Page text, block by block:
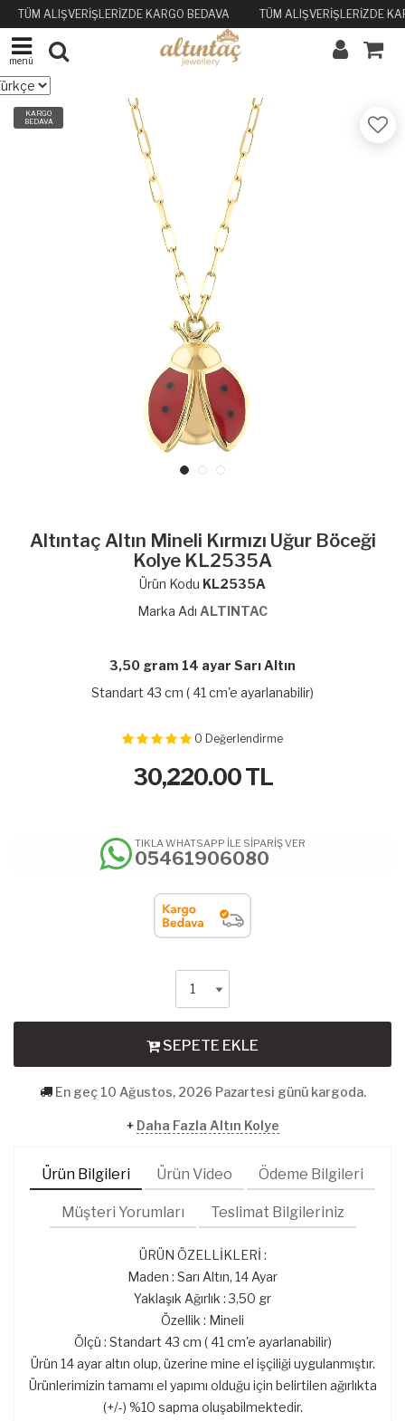
TÜM ALIŞVERİŞLERİZDE KARGO BEDAVA TÜM ALIŞVERİŞLERİZDE
menü
KARGO
BEDAVA
Altıntaç Altın Mineli Kırmızı Uğur Böceği
Kolye KL2535A
Ürün Kodu KL2535A
Marka Adı ALTINTAC
3,50 gram 14 ayar Sarı Altın
Standart 43 cm ( 41 cm'e ayarlanabilir)
0 Değerlendirme
30,220.00TL
TIKLA WHATSAPP İLE SİPARİŞ VER
05461906080
SEPETE EKLE
En geç 10 Ağustos, 2026 Pazartesi günü kargoda.
+ Daha Fazla Altın Kolye
Ürün Bilgileri Ürün Video Ödeme Bilgileri
Müşteri Yorumları Teslimat Bilgileriniz
ÜRÜN ÖZELLİKLERİ :
Maden : Sarı Altın, 14 Ayar
Yaklaşık Ağırlık : 3,50 gr
Özellik : Mineli
Ölçü : Standart 43 cm ( 41 cm'e ayarlanabilir)
Ürün 14 ayar altın olup, üzerine mine el işçiliği uygulanmıştır.
Ürünlerimizin tamamı el yapımı olduğu için belirtilen ağırlıkta
(+/-) %10 sapma oluşabilmektedir.